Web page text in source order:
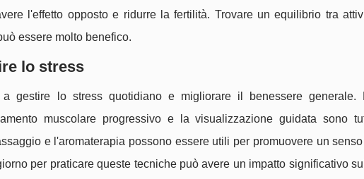
l'effetto opposto e ridurre la fertilità. Trovare un equilibrio tra
essere molto benefico.
lo stress
gestire lo stress quotidiano e migliorare il benessere generale.
muscolare progressivo e la visualizzazione guidata sono
e l'aromaterapia possono essere utili per promuovere un
per praticare queste tecniche può avere un impatto significativo